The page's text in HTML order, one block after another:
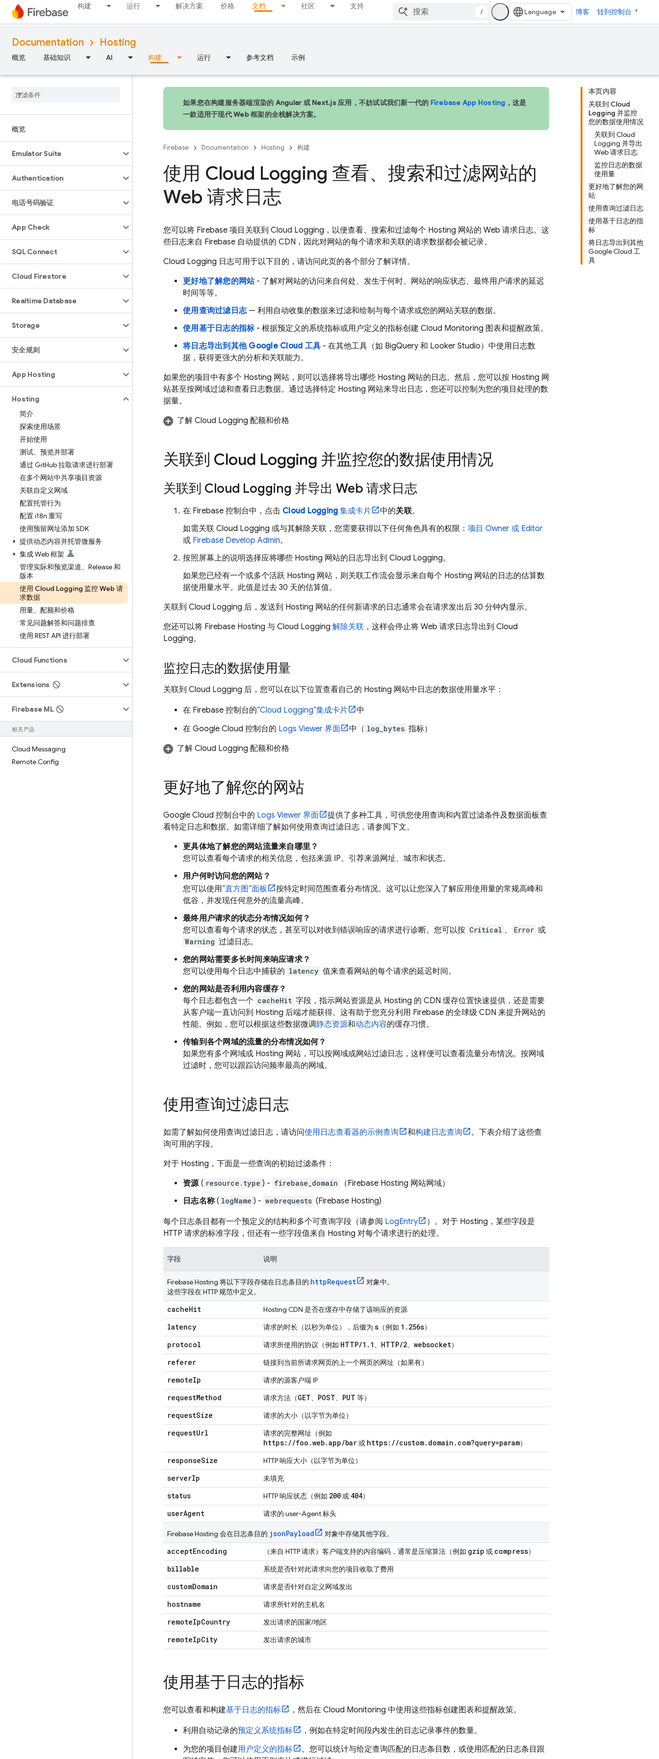
构建 运行 解决方案 价格 文档 社区 支持
/ 博客 转到控制台
Documentation Hosting
概览 基础知识 AI 构建 运行 参考文档 示例
概览
Emulator Suite
Authentication
电话号码验证
App Check
SQL Connect
Cloud Firestore
Realtime Database
Storage
安全规则
App Hosting
Hosting
简介
探索使用场景
开始使用
测试、预览并部署
通过 GitHub 拉取请求进行部署
在多个网站中共享项目资源
关联自定义网域
配置托管行为
配置 i18n 重写
使用预留网址添加 SDK
提供动态内容并托管微服务
集成 Web 框架
管理实际和预览渠道、Release 和
版本
使用 Cloud Logging 监控 Web 请
求数据
用量、配额和价格
常见问题解答和问题排查
使用 REST API 进行部署
Cloud Functions
Extensions
Firebase ML
相关产品
Cloud Messaging
Remote Config
本页内容
关联到 Cloud
Logging 并监控
您的数据使用情况
关联到 Cloud
Logging 并导出
Web 请求日志
监控日志的数据
使用量
更好地了解您的网
站
使用查询过滤日志
使用基于日志的指
标
将日志导出到其他
Google Cloud 工
具
如果您在构建服务器端渲染的 Angular 或 Next.js 应用，不妨试试我们新一代的 Firebase App Hosting ，这是
一款适用于现代 Web 框架的全栈解决方案。
Firebase Documentation Hosting 构建
使用 Cloud Logging 查看、搜索和过滤网站的
Web 请求日志
您可以将 Firebase 项目关联到 Cloud Logging ，以便查看、搜索和过滤每个 Hosting 网站的 Web 请求日志。这
些日志来自 Firebase 自动提供的 CDN，因此对网站的每个请求和关联的请求数据都会被记录。
Cloud Logging 日志可用于以下目的，请访问此页的各个部分了解详情。
更好地了解您的网站- 了解对网站的访问来自何处、发生于何时、网站的响应状态、最终用户请求的延迟
时间等等。
使用查询过滤日志— 利用自动收集的数据来过滤和绘制与每个请求或您的网站关联的数据。
使用基于日志的指标- 根据预定义的系统指标或用户定义的指标创建 Cloud Monitoring 图表和提醒政策。
将日志导出到其他 Google Cloud 工具 - 在其他工具（如 BigQuery 和 Looker Studio）中使用日志数
据，获得更强大的分析和关联能力。
如果您的项目中有多个 Hosting 网站，则可以选择将导出哪些 Hosting 网站的日志。然后，您可以按 Hosting 网
站甚至按网域过滤和查看日志数据。通过选择特定 Hosting 网站来导出日志，您还可以控制为您的项目处理的数
据量。
了解 Cloud Logging 配额和价格
关联到 Cloud Logging 并监控您的数据使用情况
关联到 Cloud Logging 并导出 Web 请求日志
在 Firebase 控制台中，点击 Cloud Logging 集成卡片 中的关联。
如需关联 Cloud Logging 或与其解除关联，您需要获得以下任何角色具有的权限： 项目 Owner 或 Editor
或 Firebase Develop Admin。
按照屏幕上的说明选择应将哪些 Hosting 网站的日志导出到 Cloud Logging。
如果您已经有一个或多个活跃 Hosting 网站，则关联工作流会显示来自每个 Hosting 网站的日志的估算数
据使用量水平。此值是过去 30 天的估算值。
关联到 Cloud Logging 后，发送到 Hosting 网站的任何新请求的日志通常会在请求发出后 30 分钟内显示。
您还可以将 Firebase Hosting 与 Cloud Logging 解除关联 ，这样会停止将 Web 请求日志导出到 Cloud
Logging。
监控日志的数据使用量
关联到 Cloud Logging 后，您可以在以下位置查看自己的 Hosting 网站中日志的数据使用量水平：
在 Firebase 控制台的“Cloud Logging”集成卡片
中
在 Google Cloud 控制台的 Logs Viewer 界面 中（ log_bytes 指标）
了解 Cloud Logging 配额和价格
更好地了解您的网站
Google Cloud 控制台中的 Logs Viewer 界面
提供了多种工具，可供您使用查询和内置过滤条件及数据面板查
看特定日志和数据。如需详细了解如何使用查询过滤日志，请参阅下文。
更具体地了解您的网站流量来自哪里？
您可以查看每个请求的相关信息，包括来源 IP、引荐来源网址、城市和状态。
用户何时访问您的网站？
您可以使用“直方图”面板
按特定时间范围查看分布情况。这可以让您深入了解应用使用量的常规高峰和
低谷，并发现任何意外的流量高峰。
最终用户请求的状态分布情况如何？
您可以查看每个请求的状态，甚至可以对收到错误响应的请求进行诊断。您可以按 Critical 、 Error 或
Warning 过滤日志。
您的网站需要多长时间来响应请求？
您可以使用每个日志中捕获的 latency 值来查看网站的每个请求的延迟时间。
您的网站是否利用内容缓存？
每个日志都包含一个 cacheHit 字段，指示网站资源是从 Hosting 的 CDN 缓存位置快速提供，还是需要
从客户端一直访问到 Hosting 后端才能获得。这有助于您充分利用 Firebase 的全球级 CDN 来提升网站的
性能。例如，您可以根据这些数据微调静态资源和动态内容的缓存习惯。
传输到各个网域的流量的分布情况如何？
如果您有多个网域或 Hosting 网站，可以按网域或网站过滤日志，这样便可以查看流量分布情况。按网域
过滤时，您可以跟踪访问频率最高的网域。
使用查询过滤日志
如需了解如何使用查询过滤日志，请访问使用日志查看器的示例查询 和构建日志查询
。下表介绍了这些查
询可用的字段。
对于 Hosting ，下面是一些查询的初始过滤条件：
资源( resource.type ) - firebase_domain （Firebase Hosting 网站网域）
日志名称( logName ) - webrequests (Firebase Hosting)
每个日志条目都有一个预定义的结构和多个可查询字段（请参阅 LogEntry ）。对于 Hosting ，某些字段是
HTTP 请求的标准字段，但还有一些字段值来自 Hosting 对每个请求进行的处理。
字段 说明
Firebase Hosting 将以下字段存储在日志条目的 httpRequest
对象中。
这些字段在 HTTP 规范中定义。
cacheHit Hosting CDN 是否在缓存中存储了该响应的资源
latency 请求的时长（以秒为单位），后缀为 s （例如 1 . 256s）
protocol 请求所使用的协议（例如 HTTP/1 . 1、 HTTP/2、 websocket）
referer 链接到当前所请求网页的上一个网页的网址（如果有）
remoteIp 请求的源客户端 IP
requestMethod 请求方法（GET、 POST、 PUT 等）
requestSize 请求的大小（以字节为单位）
requestUrl 请求的完整网址（例如
https: //foo .web.app/bar或 https: //custom. domain . com?query=param）
responseSize HTTP 响应大小（以字节为单位）
serverIp 未填充
status HTTP 响应状态（例如 200或 404）
userAgent 请求的 user-Agent 标头
Firebase Hosting 会在日志条目的 jsonPayload 对象中存储其他字段。
acceptEncoding （来自 HTTP 请求） 客户端支持的内容编码，通常是压缩算法（例如 gzip 或 compress）
billable 系统是否针对此请求向您的项目收取了费用
customDomain 请求是否针对自定义网域发出
hostname 请求所针对的主机名
remoteIpCountry 发出请求的国家/地区
remoteIpCity 发出请求的城市
使用基于日志的指标
您可以查看和构建基于日志的指标 ，然后在 Cloud Monitoring 中使用这些指标创建图表和提醒政策。
利用自动记录的预定义系统指标
，例如在特定时间段内发生的日志记录事件的数量。
为您的项目创建用户定义的指标
。您可以统计与给定查询匹配的日志条目数，或使用匹配的日志条目跟